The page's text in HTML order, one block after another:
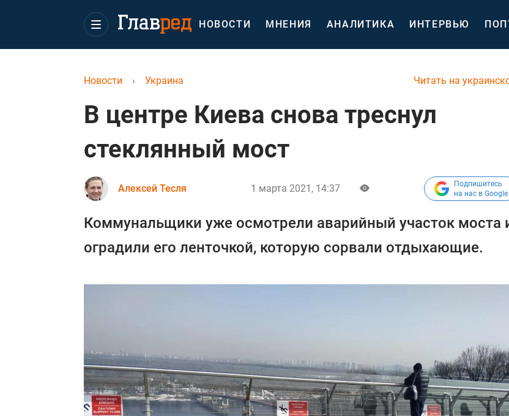
НОВОСТИ МНЕНИЯ АНАЛИТИКА ИНТЕРВЬЮ
Читать на
Новости › Украина
В центре Киева снова треснул
стеклянный мост
Алексей Тесля 1 марта 2021, 14:37
Подпишитесь
на нас в Google
Коммунальщики уже осмотрели аварийный участок моста
оградили его ленточкой, которую сорвали отдыхающие.